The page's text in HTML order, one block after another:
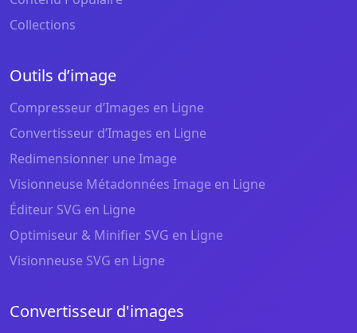
Collections
Outils d’image
Compresseur d’Images en Ligne
Convertisseur d’Images en Ligne
Redimensionner une Image
Visionneuse Métadonnées Image en Ligne
Éditeur SVG en Ligne
Optimiseur & Minifier SVG en Ligne
Visionneuse SVG en Ligne
Convertisseur d'images